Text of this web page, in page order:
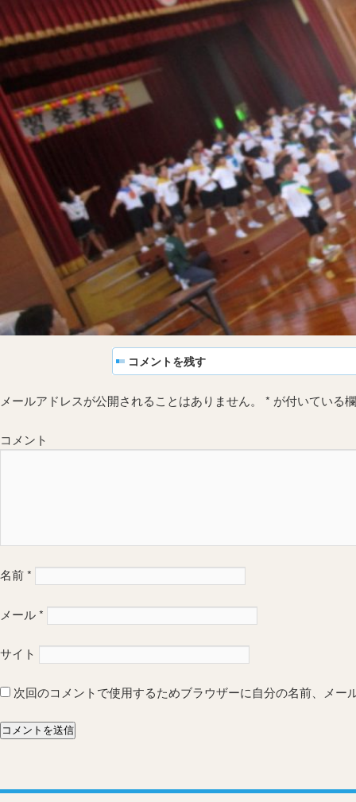
コメントを残す
メールアドレスが公開されることはありません。 * が付いている
コメント
名前*
メール*
サイト
次回のコメントで使用するためブラウザーに自分の名前、メー